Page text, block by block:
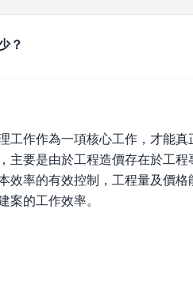
？
作作為一項核心工作，才能
要是由於工程造價存在於工
率的有效控制，工程量及價
的工作效率。